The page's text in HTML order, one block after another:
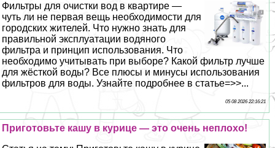
Фильтры для очистки вод в квартире —
чуть ли не первая вещь необходимости для
городских жителей. Что нужно знать для
правильной эксплуатации водяного
фильтра и принцип использования. Что
необходимо учитывать при выборе? Какой фильтр лучше
для жёсткой воды? Все плюсы и минусы использования
фильтров для воды. Узнайте подробнее в статье=>>...
05 08 2026 22:16:21
Приготовьте кашу в курице — это очень неплохо!